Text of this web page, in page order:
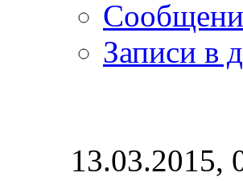
Записи в
13.03.2015,